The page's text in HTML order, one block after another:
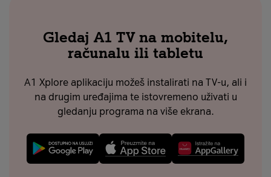
Gledaj A1 TV na mobitelu,
računalu ili tabletu
A1 Xplore aplikaciju možeš instalirati na TV-u, ali i
na drugim uređajima te istovremeno uživati u
gledanju programa na više ekrana.